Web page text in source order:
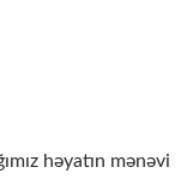
həyatın mənəvi